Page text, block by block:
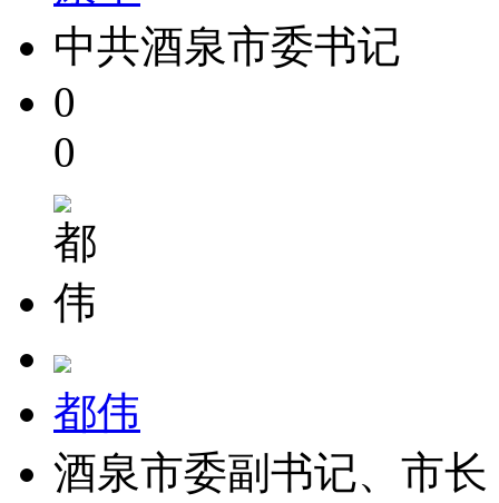
中共酒泉市委书记
0
0
都伟
酒泉市委副书记、市长